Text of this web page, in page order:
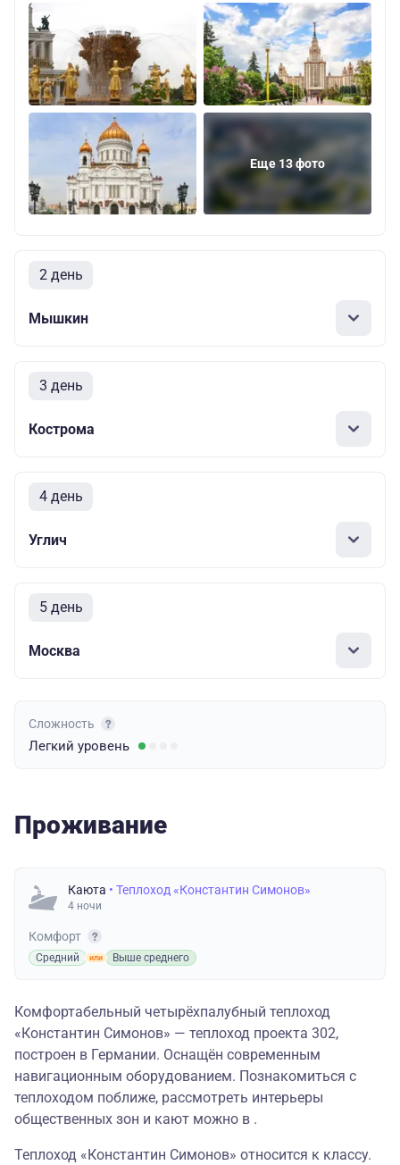
Еще 13 фото
2 день
Мышкин
3 день
Кострома
4 день
Углич
5 день
Москва
Сложность
Легкий уровень
Проживание
Каюта • Теплоход «Константин Симонов»
4 ночи
Комфорт
Средний Выше среднего
Комфортабельный четырёхпалубный теплоход
«Константин Симонов» — теплоход проекта 302,
построен в Германии. Оснащён современным
навигационным оборудованием. Познакомиться с
теплоходом поближе, рассмотреть интерьеры
общественных зон и кают можно в .
Теплоход «Константин Симонов» относится к классу.